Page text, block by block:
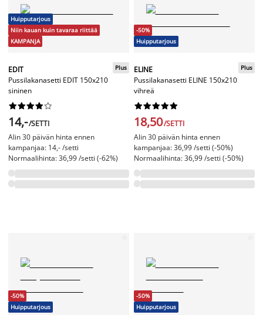
Huipputarjous
Niin kauan kuin tavaraa riittää
KAMPANJA
EDIT
Pussilakanasetti EDIT 150x210
sininen
Plus






14,-/SETTI
Alin 30 päivän hinta ennen
kampanjaa: 14,- /setti
Normaalihinta: 36,99 /setti (-62%)
-50%
Huipputarjous
ELINE
Pussilakanasetti ELINE 150x210
vihreä
Plus






18,50/SETTI
Alin 30 päivän hinta ennen
kampanjaa: 36,99 /setti (-50%)
Normaalihinta: 36,99 /setti (-50%)
-50%
Huipputarjous
-50%
Huipputarjous